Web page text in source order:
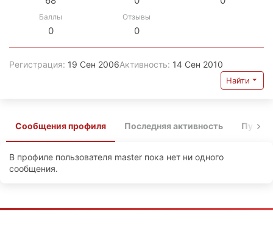
Баллы
0
Отзывы
0
Регистрация 19 Сен 2006Активность 14 Сен 2010
Найти
Сообщения профиля Последняя активность
В профиле пользователя master пока нет ни одного
сообщения.